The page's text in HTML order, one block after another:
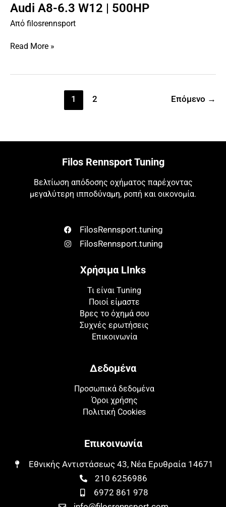
Audi A8-6.3 W12 | 500HP
Από filosrennsport
Audi
6.3
W12
Read More »
1 2 Επόμενο →
Filos Rennsport Tuning
Βελτίωση απόδοσης οχήματος παρέχοντας
μεγαλύτερη ιπποδύναμη, ροπή και οικονομία.
FilosRennsport.tuning
FilosRennsport.tuning
Χρήσιμα LInks
Τι είναι Tuning
Ποιοί είμαστε
Βρες το όχημά σου
Συχνές ερωτήσεις
Επικοινωνία
Δεδομένα
Προσωπικά δεδομένα
Όροι χρήσης
Πολιτική Cookies
Επικοινωνία
Εθνικής Αντιστάσεως 43, Νέα Ερυθραία 14671​​
210 6256986
6972 861 978